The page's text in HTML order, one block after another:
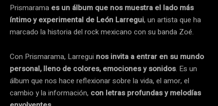
Prismarama es un álbum que nos muestra el lado más
íntimo y experimental de León Larregui, un artista que ha
marcado la historia del rock mexicano con su banda Zoé.
Con Prismarama, Larregui nos invita a entrar en su mundo
personal, lleno de colores, emociones y sonidos. Es un
álbum que nos hace reflexionar sobre la vida, el amor, el
cambio y la información, con letras profundas y melodías